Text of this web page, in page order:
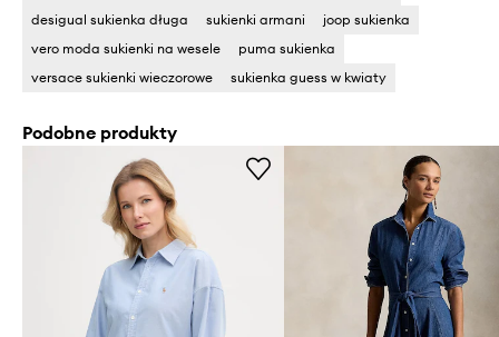
desigual sukienka długa
sukienki armani
joop sukienka
vero moda sukienki na wesele
puma sukienka
versace sukienki wieczorowe
sukienka guess w kwiaty
Podobne produkty